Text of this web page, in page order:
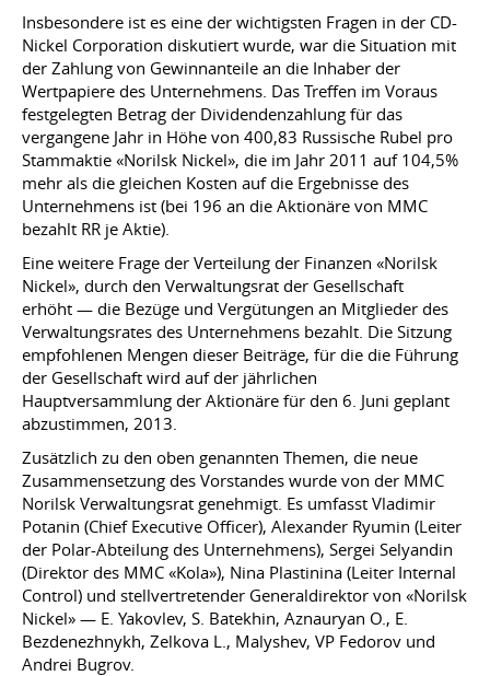
Insbesondere ist es eine der wichtigsten Fragen in der CD-
Nickel Corporation diskutiert wurde, war die Situation mit
der Zahlung von Gewinnanteile an die Inhaber der
Wertpapiere des Unternehmens. Das Treffen im Voraus
festgelegten Betrag der Dividendenzahlung für das
vergangene Jahr in Höhe von 400,83 Russische Rubel pro
Stammaktie «Norilsk Nickel», die im Jahr 2011 auf 104,5%
mehr als die gleichen Kosten auf die Ergebnisse des
Unternehmens ist (bei 196 an die Aktionäre von MMC
bezahlt RR je Aktie).
Eine weitere Frage der Verteilung der Finanzen «Norilsk
Nickel», durch den Verwaltungsrat der Gesellschaft
erhöht — die Bezüge und Vergütungen an Mitglieder des
Verwaltungsrates des Unternehmens bezahlt. Die Sitzung
empfohlenen Mengen dieser Beiträge, für die die Führung
der Gesellschaft wird auf der jährlichen
Hauptversammlung der Aktionäre für den 6. Juni geplant
abzustimmen, 2013.
Zusätzlich zu den oben genannten Themen, die neue
Zusammensetzung des Vorstandes wurde von der MMC
Norilsk Verwaltungsrat genehmigt. Es umfasst Vladimir
Potanin (Chief Executive Officer), Alexander Ryumin (Leiter
der Polar-Abteilung des Unternehmens), Sergei Selyandin
(Direktor des MMC «Kola»), Nina Plastinina (Leiter Internal
Control) und stellvertretender Generaldirektor von «Norilsk
Nickel» — E. Yakovlev, S. Batekhin, Aznauryan O., E.
Bezdenezhnykh, Zelkova L., Malyshev, VP Fedorov und
Andrei Bugrov.